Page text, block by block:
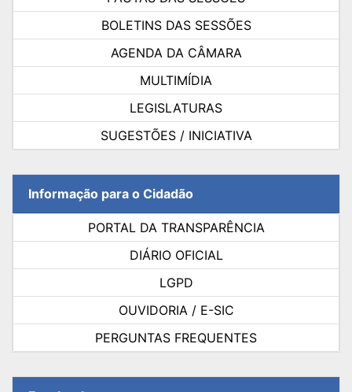
BOLETINS DAS SESSÕES
AGENDA DA CÂMARA
MULTIMÍDIA
LEGISLATURAS
SUGESTÕES / INICIATIVA
Informação para o Cidadão
PORTAL DA TRANSPARÊNCIA
DIÁRIO OFICIAL
LGPD
OUVIDORIA / E-SIC
PERGUNTAS FREQUENTES